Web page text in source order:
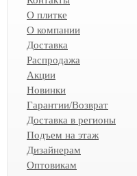
О плитке
О компании
Доставка
Распродажа
Акции
Новинки
Гарантии/Возврат
Доставка в регионы
Подъем на этаж
Дизайнерам
Оптовикам